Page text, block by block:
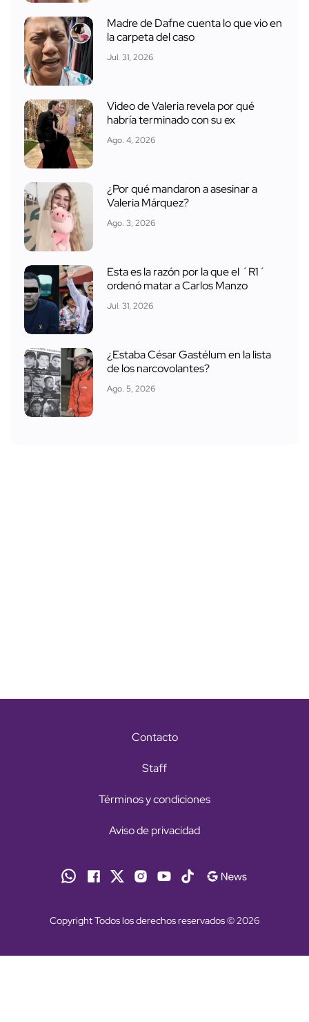
Madre de Dafne cuenta lo que vio en
la carpeta del caso
Jul. 31, 2026
Video de Valeria revela por qué
habría terminado con su ex
Ago. 4, 2026
¿Por qué mandaron a asesinar a
Valeria Márquez?
Ago. 3, 2026
Esta es la razón por la que el ´R1´
ordenó matar a Carlos Manzo
Jul. 31, 2026
¿Estaba César Gastélum en la lista
de los narcovolantes?
Ago. 5, 2026
Contacto
Staff
Términos y condiciones
Aviso de privacidad
Copyright Todos los derechos reservados © 2026